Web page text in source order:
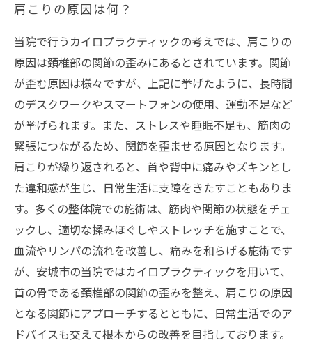
肩こりの原因は何？
当院で行うカイロプラクティックの考えでは、肩こりの
原因は頚椎部の関節の歪みにあるとされています。関節
が歪む原因は様々ですが、上記に挙げたように、長時間
のデスクワークやスマートフォンの使用、運動不足など
が挙げられます。また、ストレスや睡眠不足も、筋肉の
緊張につながるため、関節を歪ませる原因となります。
肩こりが繰り返されると、首や背中に痛みやズキンとし
た違和感が生じ、日常生活に支障をきたすこともありま
す。多くの整体院での施術は、筋肉や関節の状態をチェ
ックし、適切な揉みほぐしやストレッチを施すことで、
血流やリンパの流れを改善し、痛みを和らげる施術です
が、安城市の当院ではカイロプラクティックを用いて、
首の骨である頚椎部の関節の歪みを整え、肩こりの原因
となる関節にアプローチするとともに、日常生活でのア
ドバイスも交えて根本からの改善を目指しております。